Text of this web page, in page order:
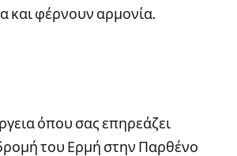
και φέρνουν αρμονία.
όπου σας επηρεάζει
του Ερμή στην Παρθένο